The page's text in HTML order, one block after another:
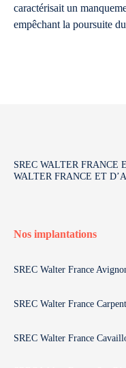
caractérisait un
empêchant la poursuite
SREC WALTER FRANCE
WALTER FRANCE ET
Nos implantations
SREC Walter France
SREC Walter France
SREC Walter France